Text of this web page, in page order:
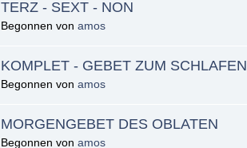
TERZ - SEXT - NON
Begonnen von amos
KOMPLET - GEBET ZUM
Begonnen von amos
MORGENGEBET DES OBLATEN
Begonnen von amos